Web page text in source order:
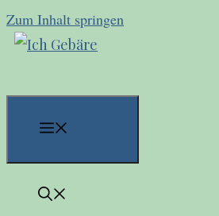
Zum Inhalt springen